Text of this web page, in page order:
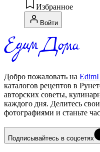
Избранное
Войти
Добро пожаловать на
каталогов рецептов в
авторских советы,
каждого дня. Делитесь
фотографиями и станьте
Подписывайтесь в соцсетях